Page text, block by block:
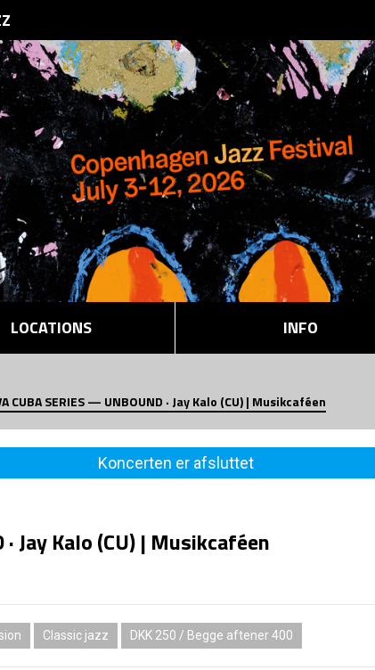
LOCATIONS INFO
CUBA SERIES — UNBOUND · Jay Kalo (CU) | Musikcaféen
Koncerten er afsluttet
Jay Kalo (CU) | Musikcaféen
Classic jazz DKK 250 / Begge aftener 400